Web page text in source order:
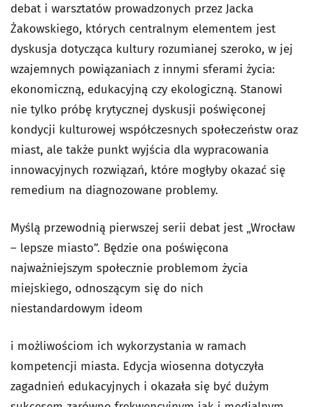
debat i warsztatów prowadzonych przez Jacka
Żakowskiego, których centralnym elementem jest
dyskusja dotycząca kultury rozumianej szeroko, w jej
wzajemnych powiązaniach z innymi sferami życia:
ekonomiczną, edukacyjną czy ekologiczną. Stanowi
nie tylko próbę krytycznej dyskusji poświęconej
kondycji kulturowej współczesnych społeczeństw oraz
miast, ale także punkt wyjścia dla wypracowania
innowacyjnych rozwiązań, które mogłyby okazać się
remedium na diagnozowane problemy.
Myślą przewodnią pierwszej serii debat jest „Wrocław
– lepsze miasto”. Będzie ona poświęcona
najważniejszym społecznie problemom życia
miejskiego, odnoszącym się do nich
niestandardowym ideom
i możliwościom ich wykorzystania w ramach
kompetencji miasta. Edycja wiosenna dotyczyła
zagadnień edukacyjnych i okazała się być dużym